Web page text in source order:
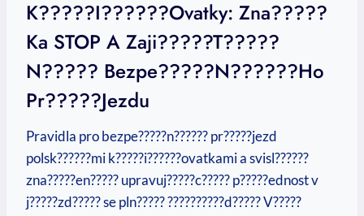
K?????i??????ovatky: Zna?????
Ka STOP A Zaji?????t?????
N????? Bezpe?????n??????ho
Pr?????jezdu
Pravidla pro bezpe?????n?????? pr?????jezd
polsk??????mi k?????i??????ovatkami a svisl??????
zna?????en????? upravuj?????c????? p?????ednost v
j?????zd????? se pln????? ??????????d????? V?????